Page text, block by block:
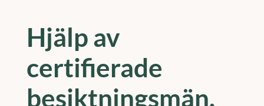
Hjälp av
certifierade
besiktningsmän.